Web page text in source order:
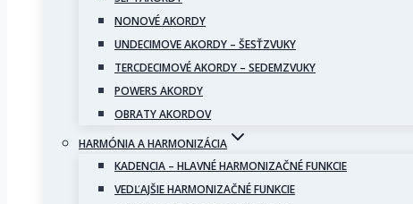
NONOVÉ AKORDY
UNDECIMOVE AKORDY – ŠESŤZVUKY
TERCDECIMOVÉ AKORDY – SEDEMZVUKY
POWERS AKORDY
OBRATY AKORDOV
HARMÓNIA A HARMONIZÁCIA
KADENCIA – HLAVNÉ HARMONIZAČNÉ FUNKCIE
VEDĽAJŠIE HARMONIZAČNÉ FUNKCIE